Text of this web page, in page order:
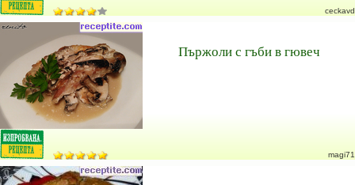
ceckavd
Пържоли с гъби в гювеч
magi71